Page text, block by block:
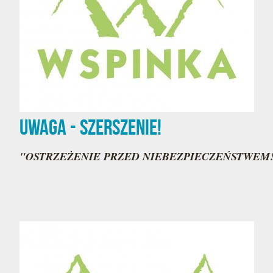
UWAGA - SZERSZENIE!
"OSTRZEŻENIE PRZED